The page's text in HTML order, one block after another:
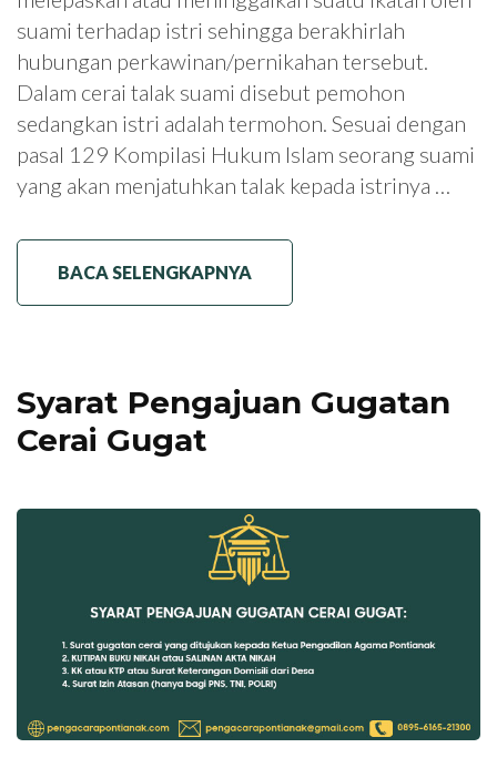
suami terhadap istri sehingga berakhirlah
hubungan perkawinan/pernikahan tersebut.
Dalam cerai talak suami disebut pemohon
sedangkan istri adalah termohon. Sesuai dengan
pasal 129 Kompilasi Hukum Islam seorang suami
yang akan menjatuhkan talak kepada istrinya …
BACA SELENGKAPNYA
Syarat Pengajuan Gugatan
Cerai Gugat